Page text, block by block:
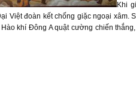
Khi
Việt đoàn kết chống giặc ngoại xâm.
khí Đông A quật cường chiến